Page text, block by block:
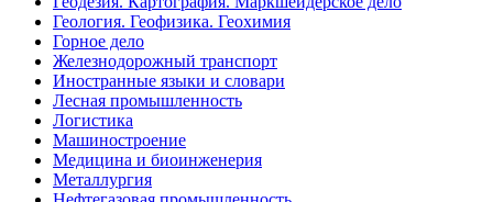
Геология. Геофизика. Геохимия
Горное дело
Железнодорожный транспорт
Иностранные языки и словари
Лесная промышленность
Логистика
Машиностроение
Медицина и биоинженерия
Металлургия